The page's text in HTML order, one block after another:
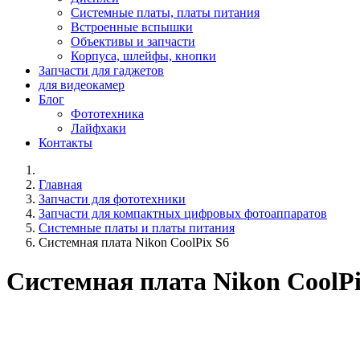
Системные платы, платы питания
Встроенные вспышки
Объективы и запчасти
Корпуса, шлейфы, кнопки
Запчасти для гаджетов
для видеокамер
Блог
Фототехника
Лайфхаки
Контакты
Главная
Запчасти для фототехники
Запчасти для компактных цифровых фотоаппаратов
Системные платы и платы питания
Системная плата Nikon CoolPix S6
Системная плата Nikon